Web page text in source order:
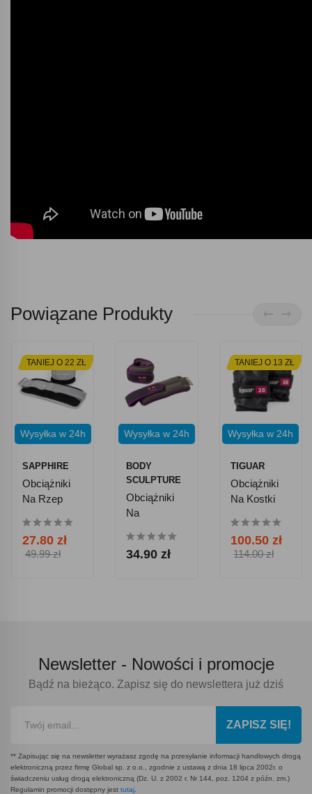
Powiązane Produkty
TANIEJ O 22 ZŁ
Wysyłka w 24h
SAPPHIRE
Obciążniki
Na Rzep
SG-080 2 X
1 Kg
27.80 zł
49.99 zł
Wysyłka w 24h
BODY
SCULPTURE
Obciążniki
Na
Kostki
2x0,45 Kg
34.90 zł
TANIEJ O 13 ZŁ
Wysyłka w 24h
TIGUAR
Obciążniki
Na Kostki
Kg
100.50 zł
114.00 zł
Newsletter - Nowości i promocje
Bądź na bieżąco. Zapisz się do newslettera już dziś
ZAPISZ SIĘ!
** Zapisując się na newsletter wyrażasz zgodę na przesyłanie informacji handlowych drogą
elektroniczną przez firmę Global sp. z o.o., zgodnie z ustawą z dnia 18 lipca 2002r. o
świadczeniu usług drogą elektroniczną (Dz. U. z 2002 r. Nr 144, poz. 1204 z późn. zm.)
Regulamin promocji dostępny jest tutaj